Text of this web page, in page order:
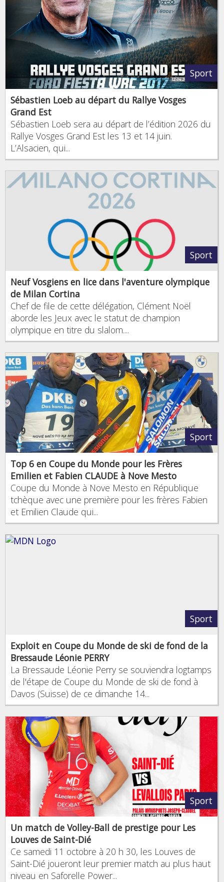
Sport
Sébastien Loeb au départ du Rallye Vosges
Grand Est
Sébastien Loeb sera au départ de l’édition 2026 du
Rallye Vosges Grand Est les 13 et 14 juin.
L’Alsacien, qui...
Sport
Neuf Vosgiens en lice dans l'aventure olympique
de Milan Cortina
Chef de file de cette délégation, Clément Noël
aborde les Jeux avec le statut de champion
olympique en titre du slalom....
Sport
Top 6 en Coupe du Monde pour les Frères
Emilien et Fabien CLAUDE à Nove Mesto
Coupe du Monde à Nove Mesto en République
tchèque avec une première pour les frères Fabien
et Emilien Claude qui...
Sport
Exploit en Coupe du Monde de ski de fond de la
Bressaude Léonie PERRY
La Bressaude Léonie Perry se souviendra logtamps
de l'étape de Coupe du Monde de ski de fond à
Davos (Suisse) de ce dimanche 14...
Sport
Un match de Volley-Ball de prestige pour Les
Louves de Saint-Dié
Ce samedi 11 octobre à 20 h 30, les Louves de
Saint-Dié joueront leur premier match au plus haut
niveau en Saforelle Power...